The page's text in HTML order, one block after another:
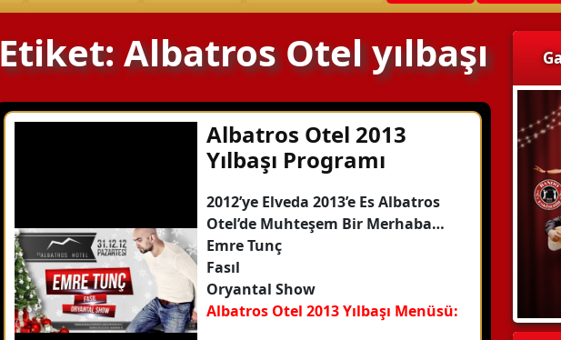
Etiket: Albatros Otel yılbaşı
Albatros Otel 2013
Yılbaşı Programı
2012’ye Elveda 2013’e Es Albatros
Otel’de Muhteşem Bir Merhaba…
Emre Tunç
Fasıl
Oryantal Show
Albatros Otel 2013 Yılbaşı Menüsü: